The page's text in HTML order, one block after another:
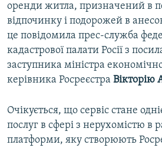
Усі сайти RFE/RL
оренди житла, призначений в
відпочинку і подорожей в
це повідомила прес-служба
кадастрової палати Росії з
заступника міністра
керівника Росреєстра Вікторію
Очікується, що сервіс стане
послуг в сфері з нерухомістю в
платформи, яку створюють